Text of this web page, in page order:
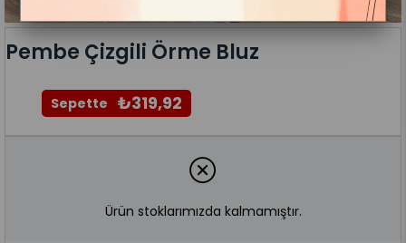
Pembe Çizgili Örme Bluz
Sepette ₺319,92
Ürün stoklarımızda kalmamıştır.